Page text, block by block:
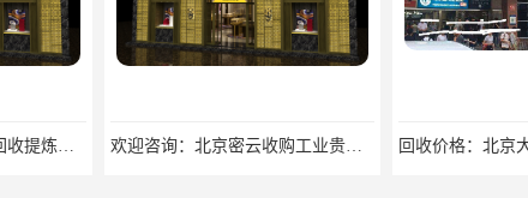
欢迎咨询：北京密云收购工业贵金属回收找哪家 回收价格：北京大兴附近回收名牌包回收找哪家